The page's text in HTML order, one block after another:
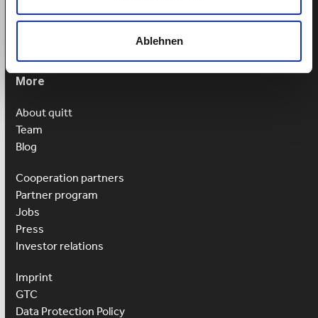
Ablehnen
More
About quitt
Team
Blog
Cooperation partners
Partner program
Jobs
Press
Investor relations
Imprint
GTC
Data Protection Policy